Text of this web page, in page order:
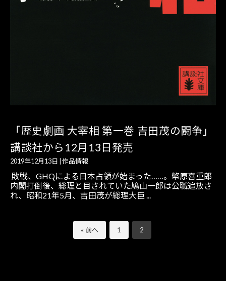
「歴史劇画 大宰相 第一巻 吉田茂の闘争」
講談社から12月13日発売
2019年12月13日 作品情報
敗戦、GHQによる日本占領が始まった……。幣原喜重郎
内閣打倒後、総理と目されていた鳩山一郎は公職追放さ
れ、昭和21年5月、吉田茂が総理大臣 ...
« 前へ 1 2